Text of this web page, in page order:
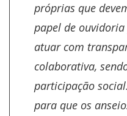
próprias que
papel de
atuar com
colaborativa,
participação
para que os